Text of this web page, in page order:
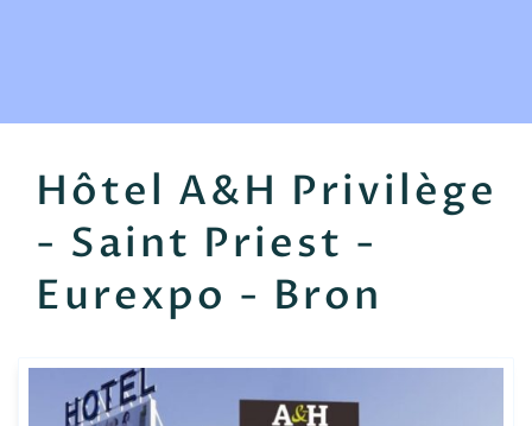
Hôtel A&H Privilège
- Saint Priest -
Eurexpo - Bron